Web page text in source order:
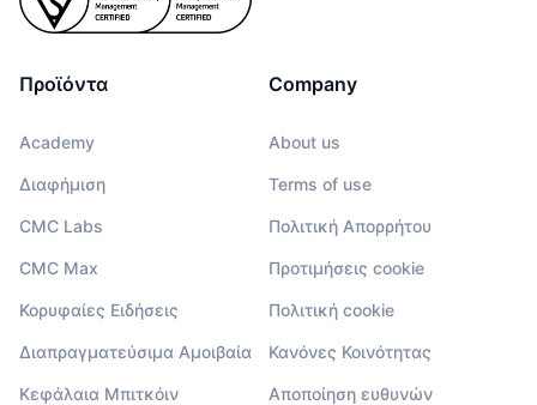
Προϊόντα
Academy
Διαφήμιση
CMC Labs
CMC Max
Κορυφαίες Ειδήσεις
Διαπραγματεύσιμα Αμοιβαία
Κεφάλαια Μπιτκόιν
Company
About us
Terms of use
Πολιτική Απορρήτου
Προτιμήσεις cookie
Πολιτική cookie
Κανόνες Κοινότητας
Αποποίηση ευθυνών